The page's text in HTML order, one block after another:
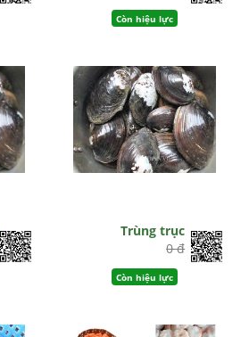
Còn hiệu lực
Trùng trục
0 đ
Còn hiệu lực